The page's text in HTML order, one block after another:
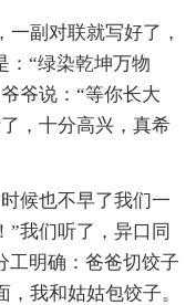
副对联就写好了，
：“绿染乾坤万物
爷说：“等你长大
，十分高兴，真希
候也不早了我们一
”我们听了，异口同
工明确：爸爸切饺子
我和姑姑包饺子。